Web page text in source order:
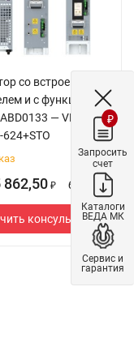
со встроенным
и с функцией
— VF-400-
624+STO
862,50 ₽ без НДС
консультацию
₽
Запросить
счет
Каталоги
ВЕДА МК
Сервис и
гарантия